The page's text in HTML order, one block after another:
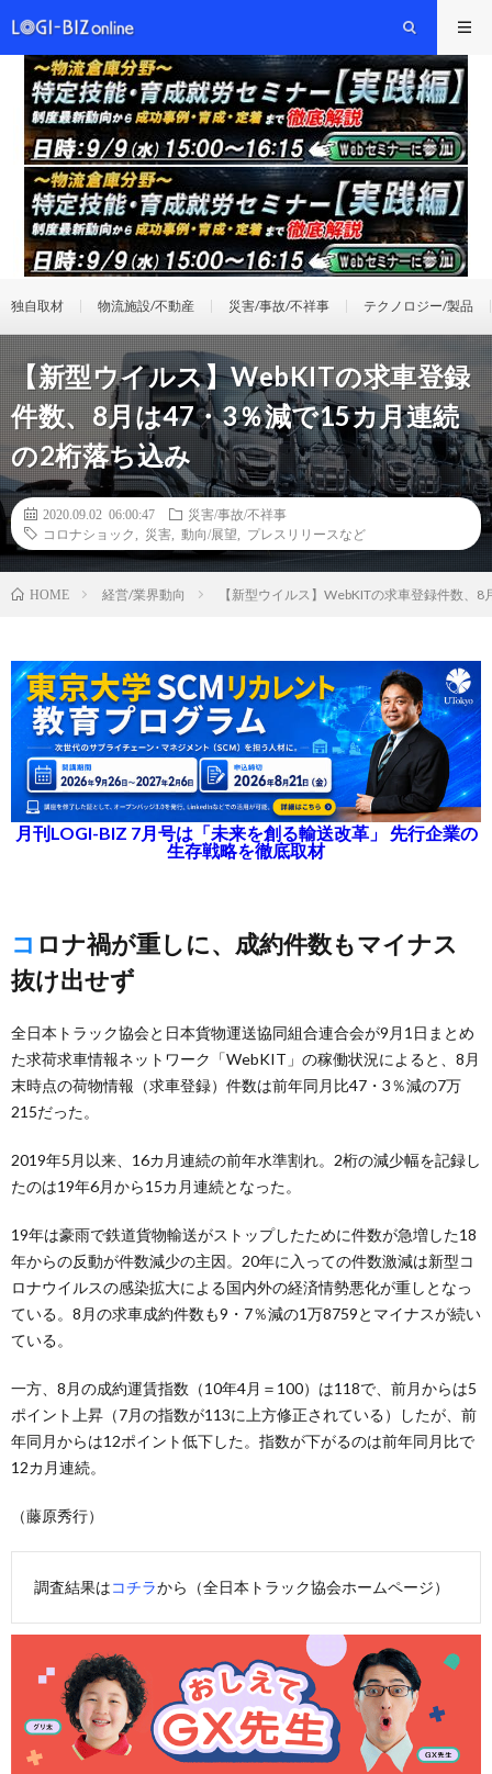
独自取材 物流施設/不動産 災害/事故/不祥事 テクノロジー/製品
【新型ウイルス】WebKITの求車登録
件数、8月は47・3％減で15カ月連続
の2桁落ち込み
2020.09.02 06:00:47
災害/事故/不祥事
コロナショック
災害 動向/展望 プレスリリースなど
HOME 経営/業界動向 【新型ウイルス】WebKITの求車登録件数、
月刊LOGI-BIZ 7月号は「未来を創る輸送改革」 先行企業の
生存戦略を徹底取材
コロナ禍が重しに、成約件数もマイナス
抜け出せず
全日本トラック協会と日本貨物運送協同組合連合会が9月1日まとめ
た求荷求車情報ネットワーク「WebKIT」の稼働状況によると、8月
末時点の荷物情報（求車登録）件数は前年同月比47・3％減の7万
215だった。
2019年5月以来、16カ月連続の前年水準割れ。2桁の減少幅を記録し
たのは19年6月から15カ月連続となった。
19年は豪雨で鉄道貨物輸送がストップしたために件数が急増した18
年からの反動が件数減少の主因。20年に入っての件数激減は新型コ
ロナウイルスの感染拡大による国内外の経済情勢悪化が重しとなっ
ている。8月の求車成約件数も9・7％減の1万8759とマイナスが続い
ている。
一方、8月の成約運賃指数（10年4月＝100）は118で、前月からは5
ポイント上昇（7月の指数が113に上方修正されている）したが、前
年同月からは12ポイント低下した。指数が下がるのは前年同月比で
12カ月連続。
（藤原秀行）
調査結果はコチラから（全日本トラック協会ホームページ）